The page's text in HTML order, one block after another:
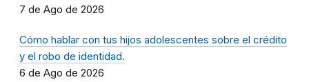
7 de Ago de 2026
Cómo hablar con tus hijos adolescentes sobre el crédito
y el robo de identidad.
6 de Ago de 2026